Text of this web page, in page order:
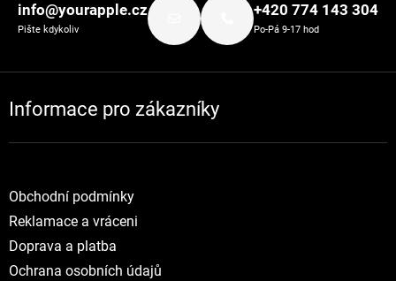
info@yourapple.cz
Pište kdykoliv
+420 774 143 304
Po-Pá 9-17 hod
Informace pro zákazníky
Obchodní podmínky
Reklamace a vráceni
Doprava a platba
Ochrana osobních údajů